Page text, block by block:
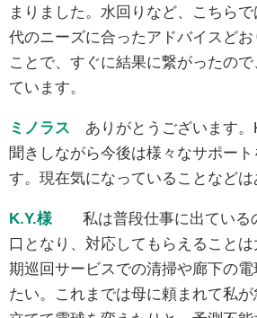
まりました。水回りなど、こちら
代のニーズに合ったアドバイスど
ことで、すぐに結果に繋がったの
ています。
ミノラス ありがとうございます。
聞きしながら今後は様々なサポー
す。現在気になっていることなどは
K.Y.様 私は普段仕事に出ている
口となり、対応してもらえること
期巡回サービスでの清掃や廊下の
たい。これまでは母に頼まれて私